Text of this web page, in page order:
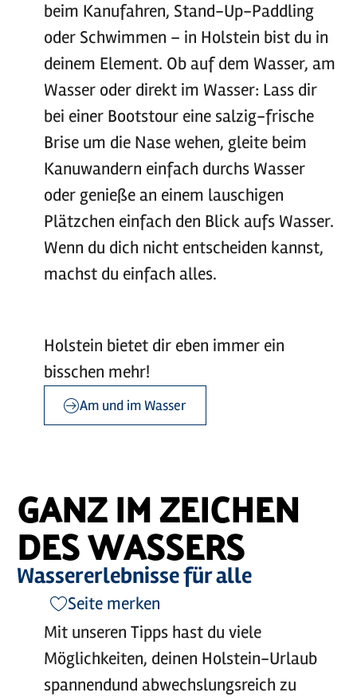
beim Kanufahren, Stand-Up-Paddling
oder Schwimmen – in Holstein bist du in
deinem Element. Ob auf dem Wasser, am
Wasser oder direkt im Wasser: Lass dir
bei einer Bootstour eine salzig-frische
Brise um die Nase wehen, gleite beim
Kanuwandern einfach durchs Wasser
oder genieße an einem lauschigen
Plätzchen einfach den Blick aufs Wasser.
Wenn du dich nicht entscheiden kannst,
machst du einfach alles.
Holstein bietet dir eben immer ein
bisschen mehr!
Am und im Wasser
GANZ IM ZEICHEN
DES WASSERS
Wassererlebnisse für alle
Seite merken
Mit unseren Tipps hast du viele
Möglichkeiten, deinen Holstein-Urlaub
spannendund abwechslungsreich zu